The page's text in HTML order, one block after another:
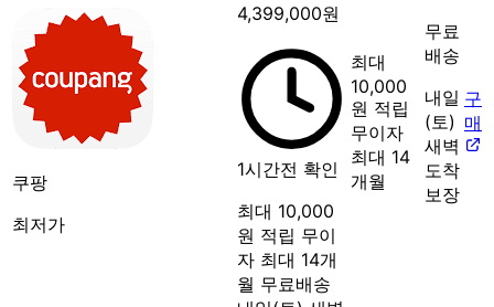
쿠팡
최저가
4,399,000원
1시간전 확인
최대 10,000
원 적립 무이
자 최대 14개
월 무료배송
최대
10,000
원 적립
무이자
최대 14
개월
무료
배송
내일
(토)
새벽
도착
보장
구
매